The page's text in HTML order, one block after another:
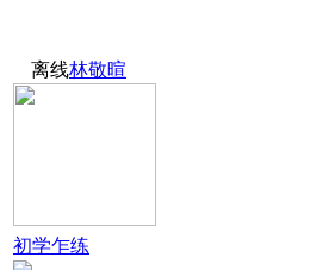
离线林敬暄
初学乍练